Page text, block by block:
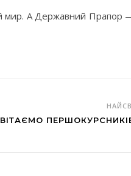
мир. А Державний
ВІТАЄМО